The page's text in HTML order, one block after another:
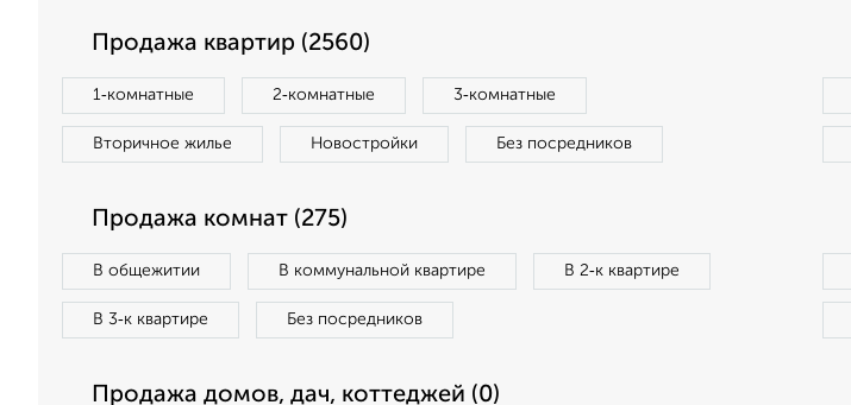
Продажа квартир (2560)
1‑комнатные 2‑комнатные 3‑комнатные
Вторичное жилье Новостройки Без посредников
Продажа комнат (275)
В общежитии В коммунальной квартире В 2‑к квартире
В 3‑к квартире Без посредников
Продажа домов, дач, коттеджей (0)